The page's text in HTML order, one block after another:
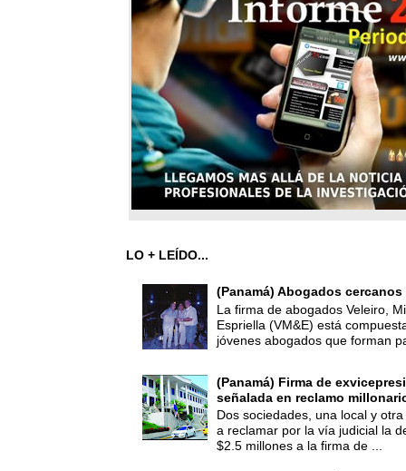
LO + LEÍDO...
(Panamá) Abogados
La firma de abogados Veleiro,
Espriella (VM&E) está
jóvenes abogados que forman
(Panamá) Firma de
señalada en reclamo
Dos sociedades, una local y
a reclamar por la vía judicial la
$2.5 millones a la firma de ...